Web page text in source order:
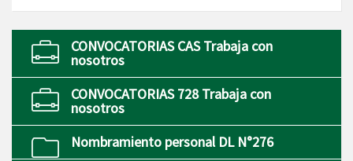
CONVOCATORIAS CAS Trabaja con
nosotros
CONVOCATORIAS 728 Trabaja con
nosotros
Nombramiento personal DL N°276